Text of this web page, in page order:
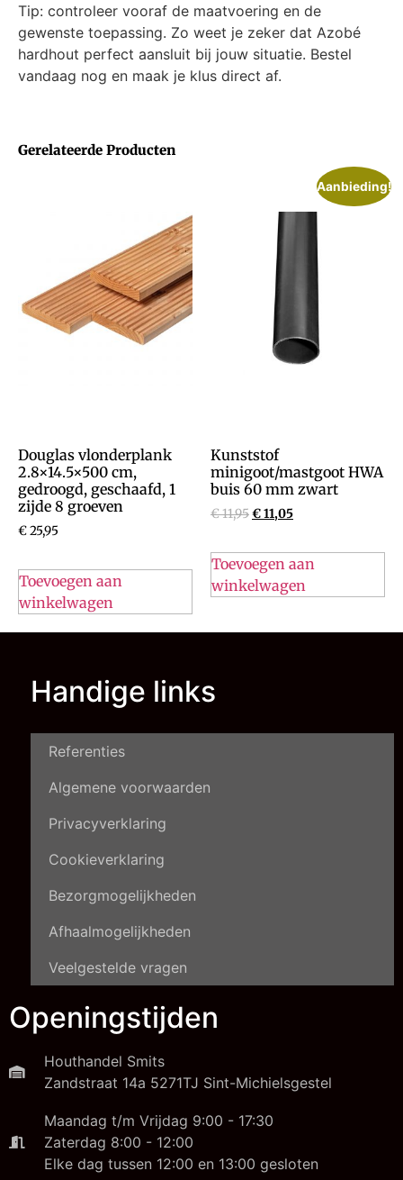
Gerelateerde Producten
Douglas vlonderplank
2.8×14.5×500 cm,
gedroogd, geschaafd, 1
zijde 8 groeven
€25,95
Toevoegen aan
winkelwagen
Aanbieding!
Kunststof
minigoot/mastgoot HWA
buis 60 mm zwart
€11,95€11,05
Toevoegen aan
winkelwagen
Tip: controleer vooraf de maatvoering en de
gewenste toepassing. Zo weet je zeker dat Azobé
hardhout perfect aansluit bij jouw situatie. Bestel
vandaag nog en maak je klus direct af.
Handige links
Referenties
Algemene voorwaarden
Privacyverklaring
Cookieverklaring
Bezorgmogelijkheden
Afhaalmogelijkheden
Veelgestelde vragen
Openingstijden
Houthandel Smits
Zandstraat 14a 5271TJ Sint-Michielsgestel
Maandag t/m Vrijdag 9:00 - 17:30
Zaterdag 8:00 - 12:00
Elke dag tussen 12:00 en 13:00 gesloten